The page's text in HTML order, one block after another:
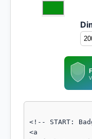
<!-- START:
<a